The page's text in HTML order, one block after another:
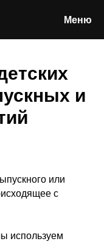
Меню
и
или
с
используем